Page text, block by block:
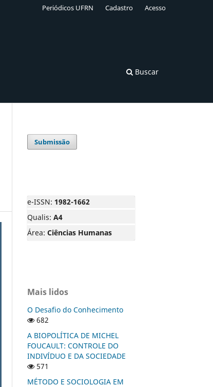
Buscar
Periódicos UFRN Cadastro Acesso
Submissão
e-ISSN: 1982-1662
Qualis: A4
Área: Ciências Humanas
Mais lidos
O Desafio do Conhecimento
682
A BIOPOLÍTICA DE MICHEL
FOUCAULT: CONTROLE DO
INDIVÍDUO E DA SOCIEDADE
571
MÉTODO E SOCIOLOGIA EM